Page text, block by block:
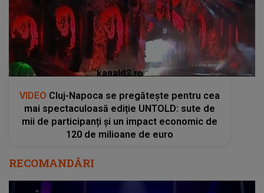
kanald2.ro
VIDEO Cluj-Napoca se pregătește pentru cea
mai spectaculoasă ediție UNTOLD: sute de
mii de participanți și un impact economic de
120 de milioane de euro
RECOMANDĂRI